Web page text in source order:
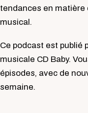
tendances en matière
musical.
Ce podcast est publié
musicale CD Baby.
épisodes, avec de
semaine.